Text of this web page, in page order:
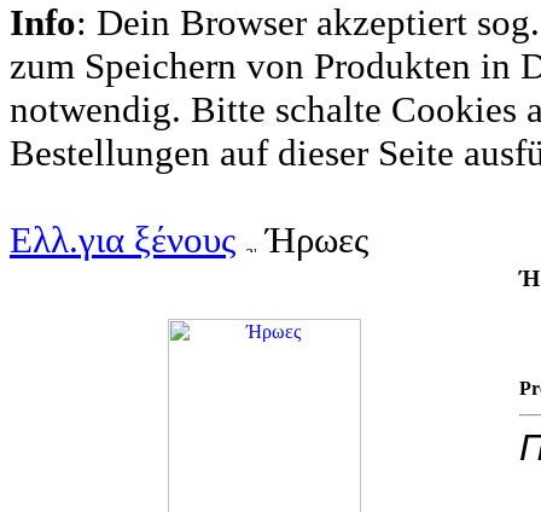
Info: Dein Browser akzeptiert
zum Speichern von Produkten in
notwendig. Bitte schalte Cookies
Bestellungen auf dieser Seite
Ελλ.για ξένους Ήρωες